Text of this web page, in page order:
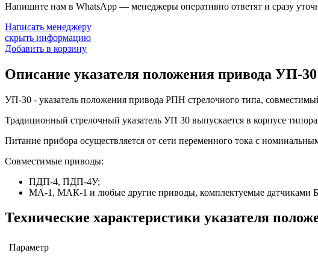
Напишите нам в WhatsApp — менеджеры оперативно ответят и сразу
Написать менеджеру
скрыть информацию
Добавить в корзину
Описание указателя положения привода УП-
УП-30 - указатель положения привода РПН стрелочного типа,
Традиционный стрелочный указатель УП 30 выпускается в корпусе
Питание прибора осуществляется от сети переменного тока с
Совместимые приводы:
ПДП-4, ПДП-4У;
МА-1, МАК-1 и любые другие приводы, комплектуемые датчиками
Технические характеристики указателя
Параметр